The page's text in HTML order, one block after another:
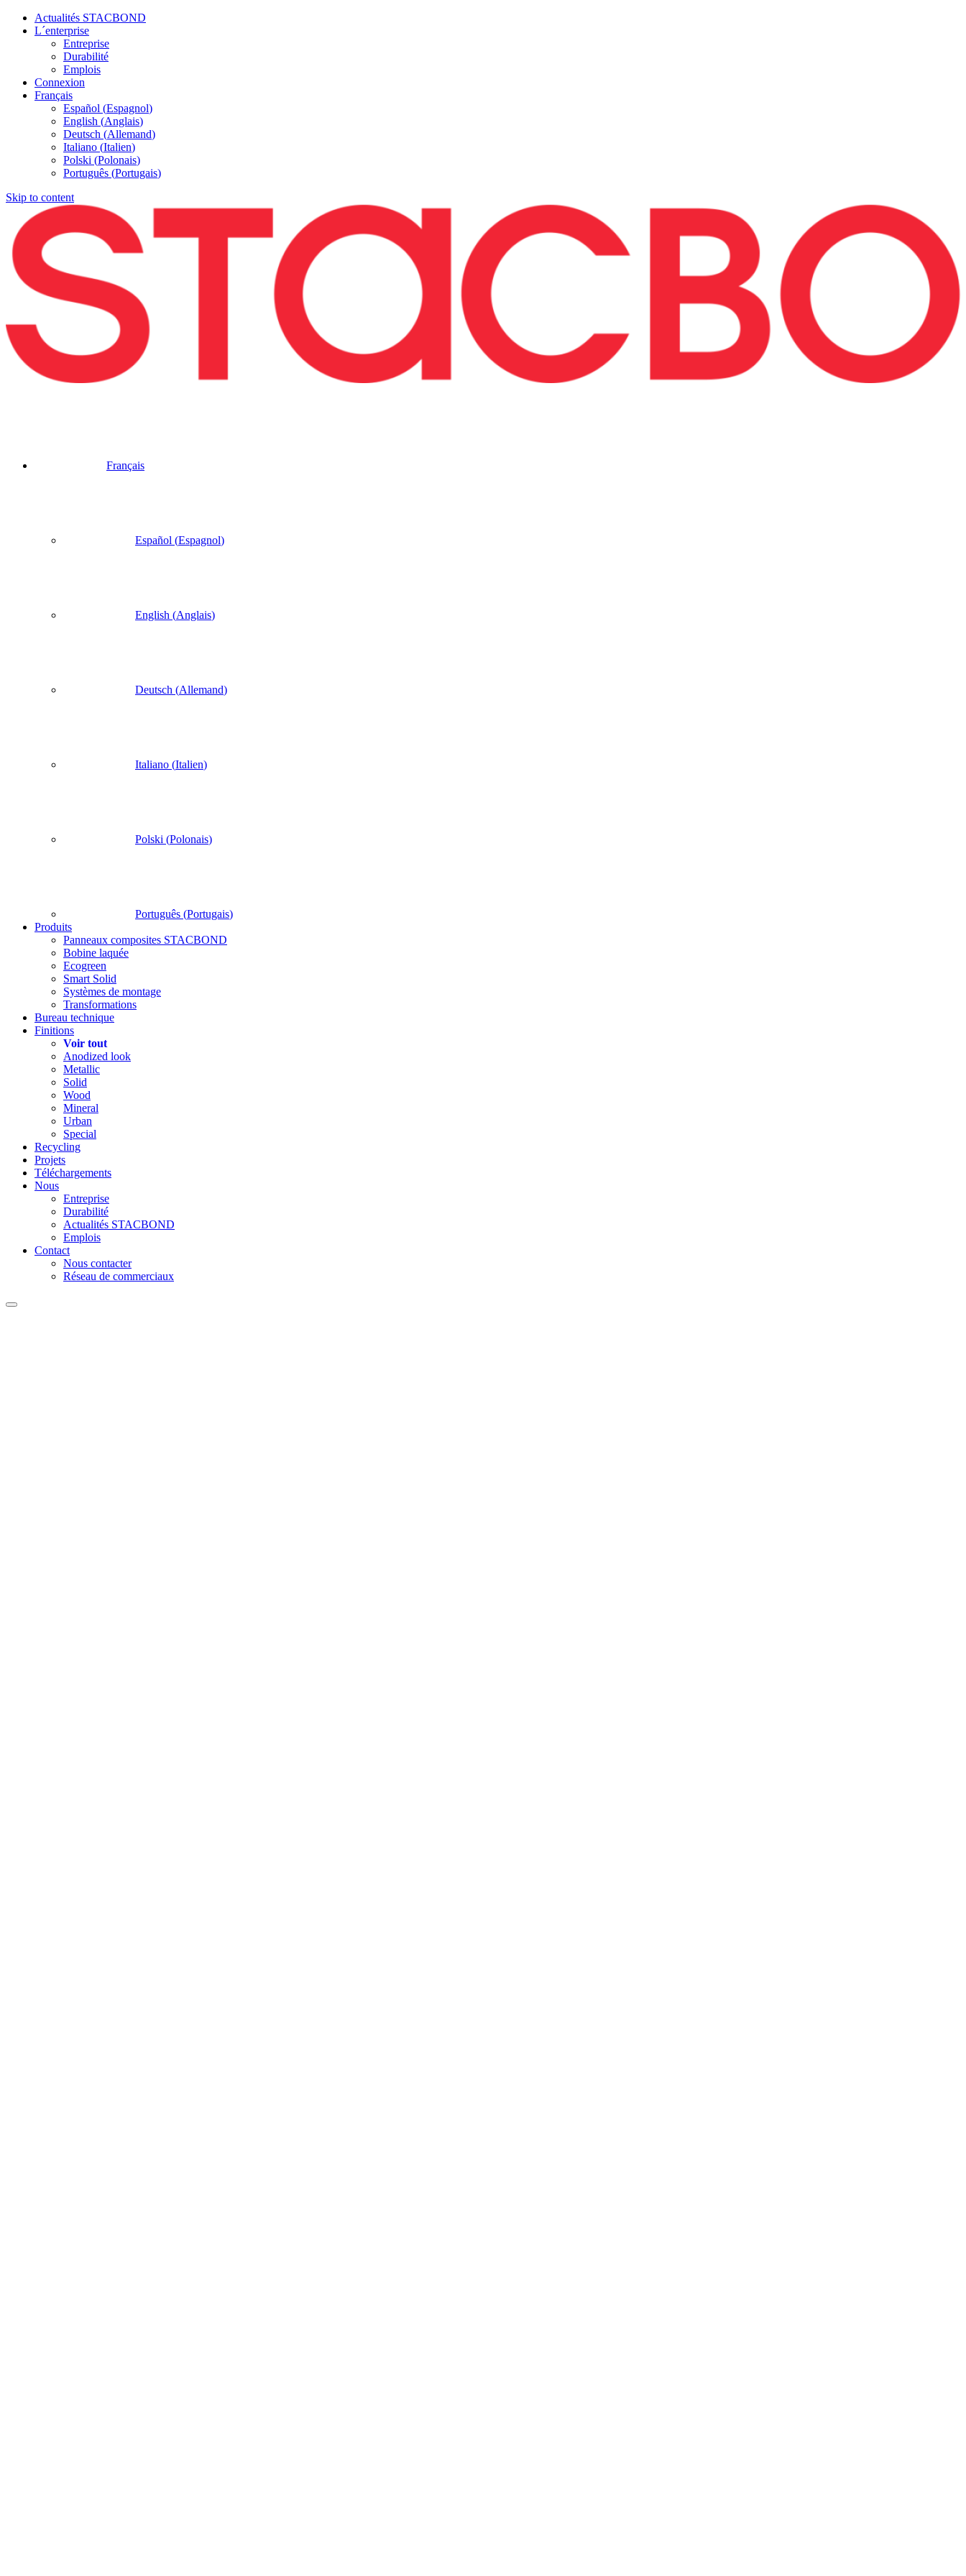
Actualités STACBOND
L´enterprise
Entreprise
Durabilité
Emplois
Connexion
Français
Español (Espagnol)
English (Anglais)
Deutsch (Allemand)
Italiano (Italien)
Polski (Polonais)
Português (Portugais)
Skip to content
Français
Español (Espagnol)
English (Anglais)
Deutsch (Allemand)
Italiano (Italien)
Polski (Polonais)
Português (Portugais)
Produits
Panneaux composites STACBOND
Bobine laquée
Ecogreen
Smart Solid
Systèmes de montage
Transformations
Bureau technique
Finitions
Voir tout
Anodized look
Metallic
Solid
Wood
Mineral
Urban
Special
Recycling
Projets
Téléchargements
Nous
Entreprise
Durabilité
Actualités STACBOND
Emplois
Contact
Nous contacter
Réseau de commerciaux